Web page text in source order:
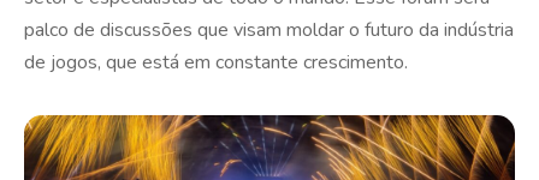
palco de discussões que visam moldar o futuro da indústria
de jogos, que está em constante crescimento.